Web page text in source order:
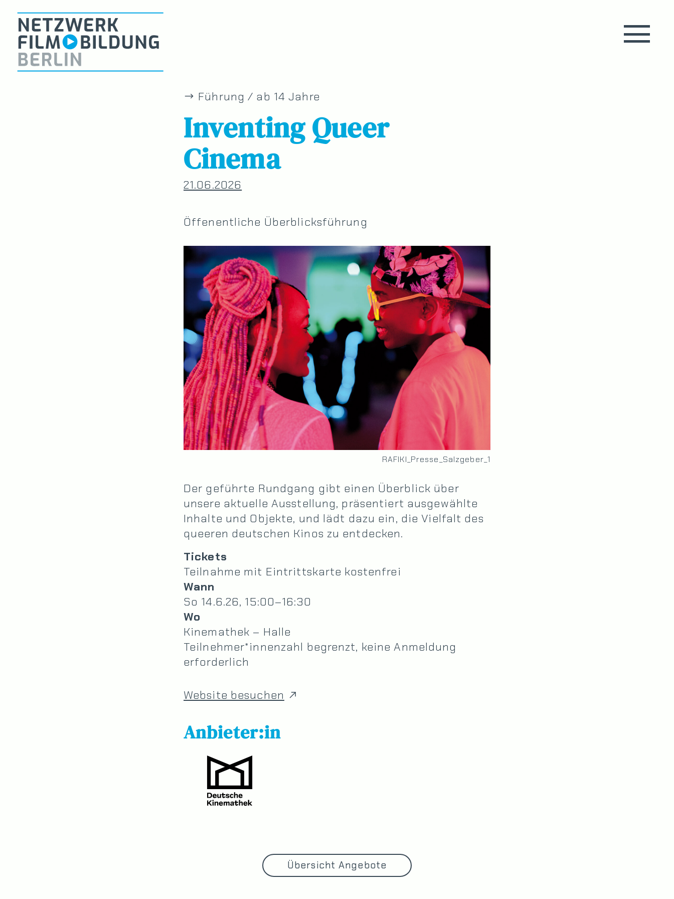
Führung / ab 14 Jahre
Inventing Queer
Cinema
21.06.2026
Öffenentliche Überblicksführung
RAFIKI_Presse_Salzgeber_1
Der geführte Rundgang gibt einen Überblick über
unsere aktuelle Ausstellung, präsentiert ausgewählte
Inhalte und Objekte, und lädt dazu ein, die Vielfalt des
queeren deutschen Kinos zu entdecken.
Tickets
Teilnahme mit Eintrittskarte kostenfrei
Wann
So 14.6.26, 15:00–16:30
Wo
Kinemathek – Halle
Teilnehmer*innenzahl begrenzt, keine Anmeldung
erforderlich
Website besuchen
Anbieter:in
Übersicht Angebote